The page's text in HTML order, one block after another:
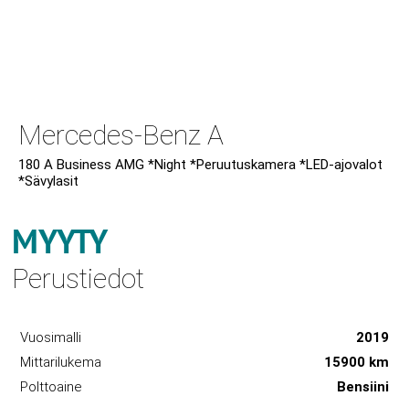
Mercedes-Benz A
180 A Business AMG *Night *Peruutuskamera *LED-ajovalot
*Sävylasit
MYYTY
Perustiedot
Vuosimalli
2019
Mittarilukema
15900 km
Polttoaine
Bensiini